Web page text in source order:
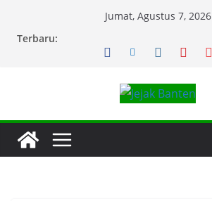
Jumat, Agustus 7, 2026
Terbaru: